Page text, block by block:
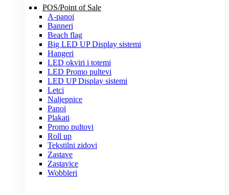
POS/Point of Sale
A-panoi
Banneri
Beach flag
Big LED UP Display sistemi
Hangeri
LED okviri i totemi
LED Promo pultevi
LED UP Display sistemi
Letci
Naljepnice
Panoi
Plakati
Promo pultovi
Roll up
Tekstilni zidovi
Zastave
Zastavice
Wobbleri